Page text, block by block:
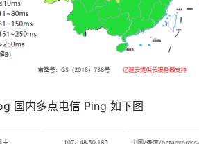
国内多点电信 Ping 如下图